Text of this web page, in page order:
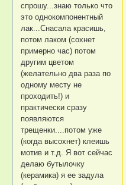
спрошу...знаю только что
это однокомпонентный
лак...Снасала красишь,
потом лаком (сохнет
примерно час) потом
другим цветом
(желательно два раза по
одному месту не
проходить!) и
практически сразу
появляются
трещенки....потом уже
(когда высохнет) клеишь
мотив и т.д. Я вот сейчас
делаю бутылочку
(керамика) я ее задула